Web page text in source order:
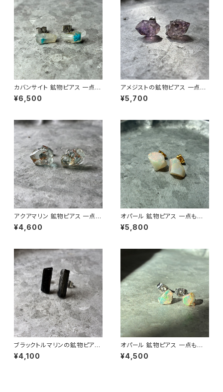
カバンサイト 鉱物ピアス 一点も
の 原石 天然石 金属アレルギー
対応 ハンドメイド アクセサリー
¥6,500
アメジストの鉱物ピアス 一点も
の 原石 天然石 金属アレルギー
対応 ハンドメイド アクセサリー
¥5,700
アクアマリン 鉱物ピアス 一点も
の 原石 天然石 金属アレルギー
対応 ハンドメイド アクセサリー
¥4,600
オパール 鉱物ピアス 一点もの
原石 天然石 金属アレルギー対
応 ハンドメイド アクセサリー パ
¥5,800
ブラックトルマリンの鉱物ピアス
一点もの 原石 天然石 金属アレ
ルギー対応 ハンドメイド アクセ
¥4,100
オパール 鉱物ピアス 一点もの
原石 天然石 金属アレルギー対
応 ハンドメイド アクセサリー パ
¥4,500